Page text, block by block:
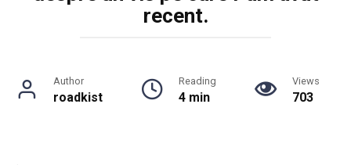
recent.
Author
roadkist
Reading
4 min
Views
703